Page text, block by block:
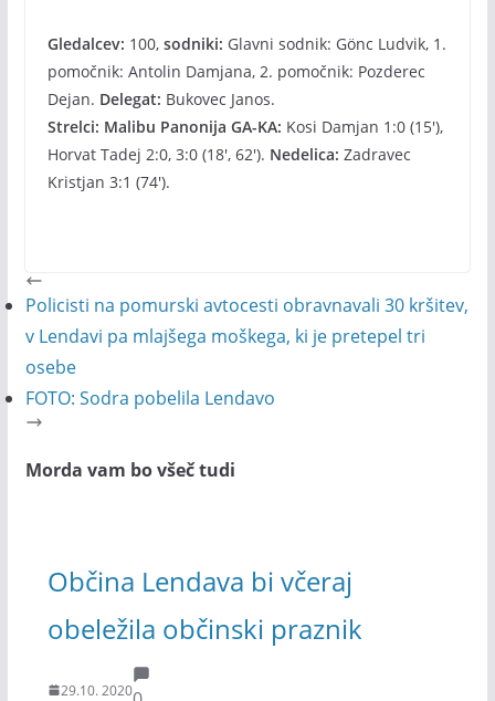
Gledalcev: 100, sodniki: Glavni sodnik: Gönc Ludvik, 1.
pomočnik: Antolin Damjana, 2. pomočnik: Pozderec
Dejan. Delegat: Bukovec Janos.
Strelci: Malibu Panonija GA-KA: Kosi Damjan 1:0 (15′),
Horvat Tadej 2:0, 3:0 (18′, 62′). Nedelica: Zadravec
Kristjan 3:1 (74′).
Policisti na pomurski avtocesti obravnavali 30 kršitev,
v Lendavi pa mlajšega moškega, ki je pretepel tri
osebe
FOTO: Sodra pobelila Lendavo
Morda vam bo všeč tudi
Občina Lendava bi včeraj
obeležila občinski praznik
29.10. 2020